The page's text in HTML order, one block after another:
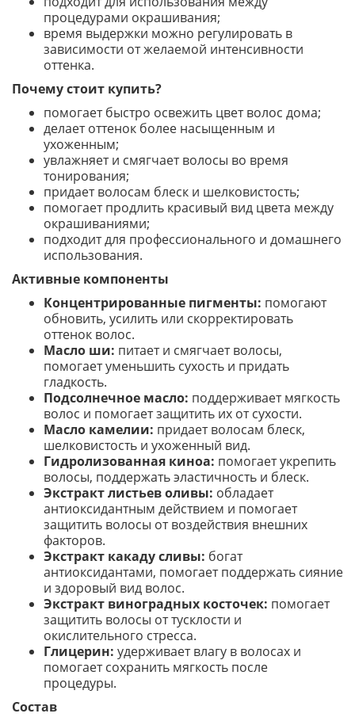
процедурами окрашивания;
время выдержки можно регулировать в
зависимости от желаемой интенсивности
оттенка.
Почему стоит купить?
помогает быстро освежить цвет волос дома;
делает оттенок более насыщенным и
ухоженным;
увлажняет и смягчает волосы во время
тонирования;
придает волосам блеск и шелковистость;
помогает продлить красивый вид цвета между
окрашиваниями;
подходит для профессионального и домашнего
использования.
Активные компоненты
Концентрированные пигменты: помогают
обновить, усилить или скорректировать
оттенок волос.
Масло ши: питает и смягчает волосы,
помогает уменьшить сухость и придать
гладкость.
Подсолнечное масло: поддерживает мягкость
волос и помогает защитить их от сухости.
Масло камелии: придает волосам блеск,
шелковистость и ухоженный вид.
Гидролизованная киноа: помогает укрепить
волосы, поддержать эластичность и блеск.
Экстракт листьев оливы: обладает
антиоксидантным действием и помогает
защитить волосы от воздействия внешних
факторов.
Экстракт какаду сливы: богат
антиоксидантами, помогает поддержать сияние
и здоровый вид волос.
Экстракт виноградных косточек: помогает
защитить волосы от тусклости и
окислительного стресса.
Глицерин: удерживает влагу в волосах и
помогает сохранить мягкость после
процедуры.
Состав